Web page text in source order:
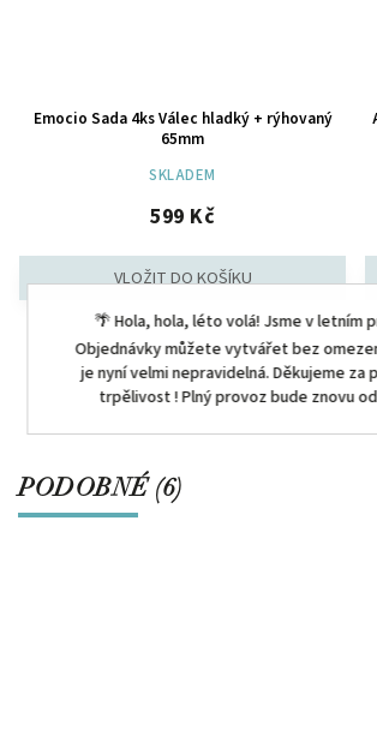
🌴 Hola, hola, léto volá! Jsme v letním
Objednávky můžete vytvářet bez
je nyní velmi nepravidelná. Děkujeme za
trpělivost ! Plný provoz bude znovu od
Emocio Sada 4ks Válec hladký + rýhovaný
65mm
SKLADEM
599 Kč
PODOBNÉ (6)